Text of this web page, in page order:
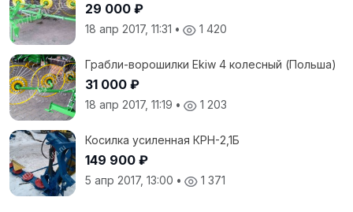
29 000 ₽
18 апр 2017, 11:31 • 1 420
Грабли-ворошилки Ekiw 4 колесный (Польша)
31 000 ₽
18 апр 2017, 11:19 • 1 203
Косилка усиленная КРН-2,1Б
149 900 ₽
5 апр 2017, 13:00 • 1 371